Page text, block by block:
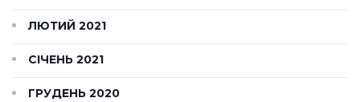
ЛЮТИЙ 2021
СІЧЕНЬ 2021
ГРУДЕНЬ 2020